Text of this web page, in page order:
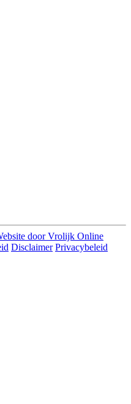
door Vrolijk Online
Disclaimer Privacybeleid